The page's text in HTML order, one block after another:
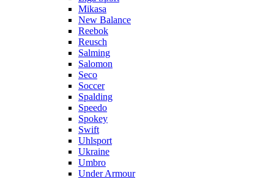
Mikasa
New Balance
Reebok
Reusch
Salming
Salomon
Seco
Soccer
Spalding
Speedo
Spokey
Swift
Uhlsport
Ukraine
Umbro
Under Armour